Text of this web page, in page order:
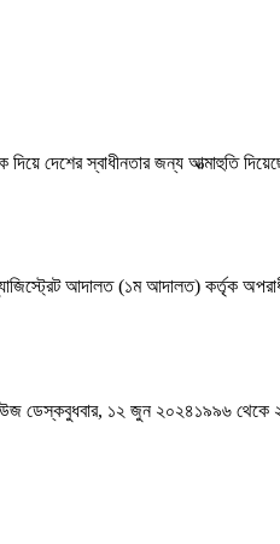
দেশের স্বাধীনতার জন্য আত্মাহুতি
আদালত (১ম আদালত) কর্তৃক
ডেস্কবুধবার, ১২ জুন ২০২৪১৯৯৬ থেকে